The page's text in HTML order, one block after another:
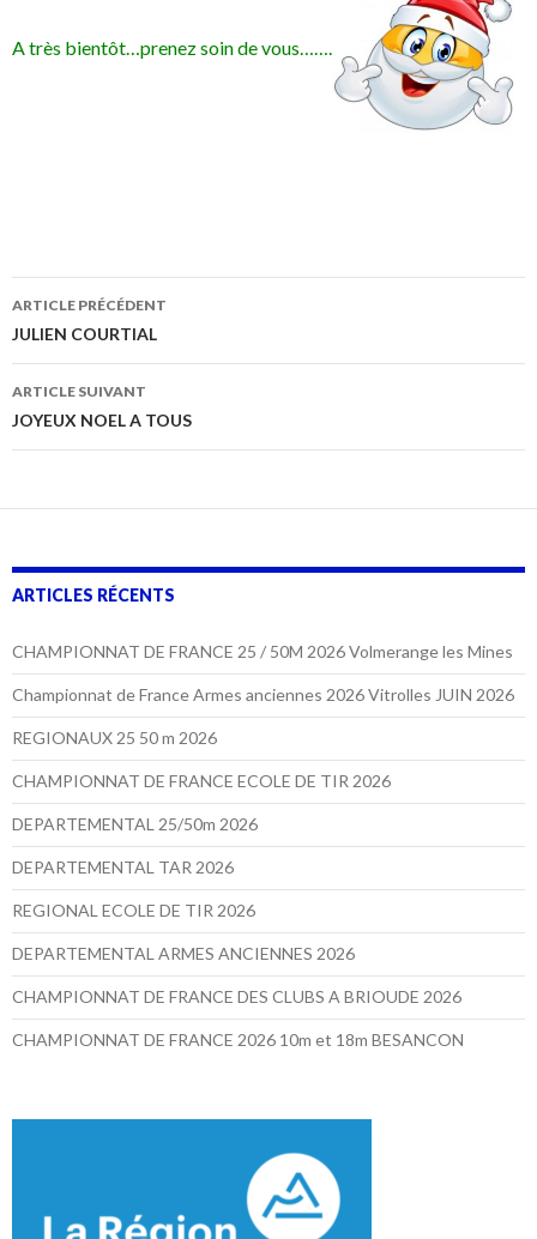
A très bientôt…prenez soin de vous…….
Navigation
des
articles
ARTICLE PRÉCÉDENT
JULIEN COURTIAL
ARTICLE SUIVANT
JOYEUX NOEL A TOUS
ARTICLES RÉCENTS
CHAMPIONNAT DE FRANCE 25 / 50M 2026 Volmerange les Mines
Championnat de France Armes anciennes 2026 Vitrolles JUIN 2026
REGIONAUX 25 50 m 2026
CHAMPIONNAT DE FRANCE ECOLE DE TIR 2026
DEPARTEMENTAL 25/50m 2026
DEPARTEMENTAL TAR 2026
REGIONAL ECOLE DE TIR 2026
DEPARTEMENTAL ARMES ANCIENNES 2026
CHAMPIONNAT DE FRANCE DES CLUBS A BRIOUDE 2026
CHAMPIONNAT DE FRANCE 2026 10m et 18m BESANCON